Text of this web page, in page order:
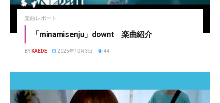
楽曲レポート
「minamisenju」downt 楽曲紹介
BY KAEDE 2025年10月3日 44